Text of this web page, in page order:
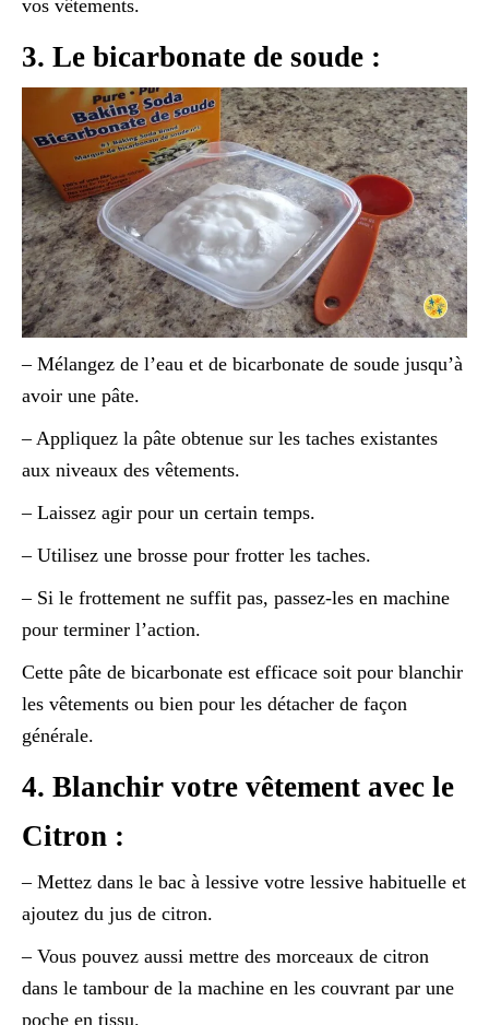
vos vêtements.
3. Le bicarbonate de soude :
– Mélangez de l’eau et de bicarbonate de soude jusqu’à
avoir une pâte.
– Appliquez la pâte obtenue sur les taches existantes
aux niveaux des vêtements.
– Laissez agir pour un certain temps.
– Utilisez une brosse pour frotter les taches.
– Si le frottement ne suffit pas, passez-les en machine
pour terminer l’action.
Cette pâte de bicarbonate est efficace soit pour blanchir
les vêtements ou bien pour les détacher de façon
générale.
4. Blanchir votre vêtement avec le
Citron :
– Mettez dans le bac à lessive votre lessive habituelle et
ajoutez du jus de citron.
– Vous pouvez aussi mettre des morceaux de citron
dans le tambour de la machine en les couvrant par une
poche en tissu.